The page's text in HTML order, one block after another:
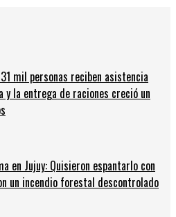
mil personas reciben asistencia
la entrega de raciones creció un
en Jujuy: Quisieron espantarlo con
un incendio forestal descontrolado